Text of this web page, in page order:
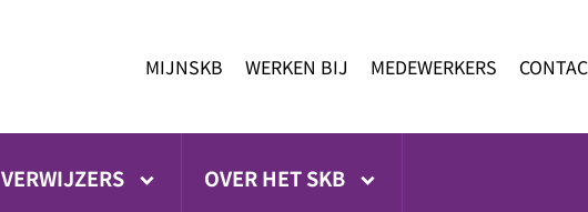
MIJNSKB WERKEN BIJ MEDEWERKERS
VERWIJZERS OVER HET SKB